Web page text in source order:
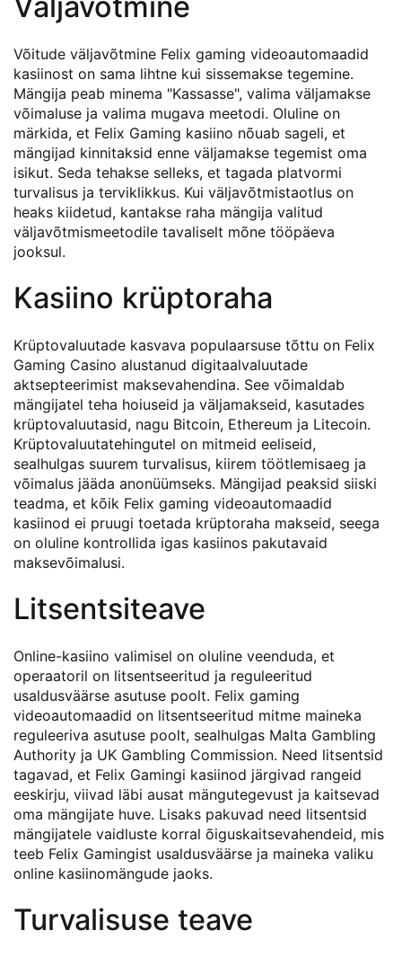
Väljavõtmine
Võitude väljavõtmine Felix gaming videoautomaadid
kasiinost on sama lihtne kui sissemakse tegemine.
Mängija peab minema "Kassasse", valima väljamakse
võimaluse ja valima mugava meetodi. Oluline on
märkida, et Felix Gaming kasiino nõuab sageli, et
mängijad kinnitaksid enne väljamakse tegemist oma
isikut. Seda tehakse selleks, et tagada platvormi
turvalisus ja terviklikkus. Kui väljavõtmistaotlus on
heaks kiidetud, kantakse raha mängija valitud
väljavõtmismeetodile tavaliselt mõne tööpäeva
jooksul.
Kasiino krüptoraha
Krüptovaluutade kasvava populaarsuse tõttu on Felix
Gaming Casino alustanud digitaalvaluutade
aktsepteerimist maksevahendina. See võimaldab
mängijatel teha hoiuseid ja väljamakseid, kasutades
krüptovaluutasid, nagu Bitcoin, Ethereum ja Litecoin.
Krüptovaluutatehingutel on mitmeid eeliseid,
sealhulgas suurem turvalisus, kiirem töötlemisaeg ja
võimalus jääda anonüümseks. Mängijad peaksid siiski
teadma, et kõik Felix gaming videoautomaadid
kasiinod ei pruugi toetada krüptoraha makseid, seega
on oluline kontrollida igas kasiinos pakutavaid
maksevõimalusi.
Litsentsiteave
Online-kasiino valimisel on oluline veenduda, et
operaatoril on litsentseeritud ja reguleeritud
usaldusväärse asutuse poolt. Felix gaming
videoautomaadid on litsentseeritud mitme maineka
reguleeriva asutuse poolt, sealhulgas Malta Gambling
Authority ja UK Gambling Commission. Need litsentsid
tagavad, et Felix Gamingi kasiinod järgivad rangeid
eeskirju, viivad läbi ausat mängutegevust ja kaitsevad
oma mängijate huve. Lisaks pakuvad need litsentsid
mängijatele vaidluste korral õiguskaitsevahendeid, mis
teeb Felix Gamingist usaldusväärse ja maineka valiku
online kasiinomängude jaoks.
Turvalisuse teave